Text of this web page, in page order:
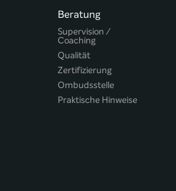
Beratung
Supervision /
Coaching
Qualität
Zertifizierung
Ombudsstelle
Praktische Hinweise